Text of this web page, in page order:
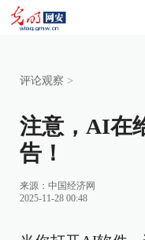
评论观察 >
注意，AI在
告！
来源： 中国经济网
2025-11-28 00:48